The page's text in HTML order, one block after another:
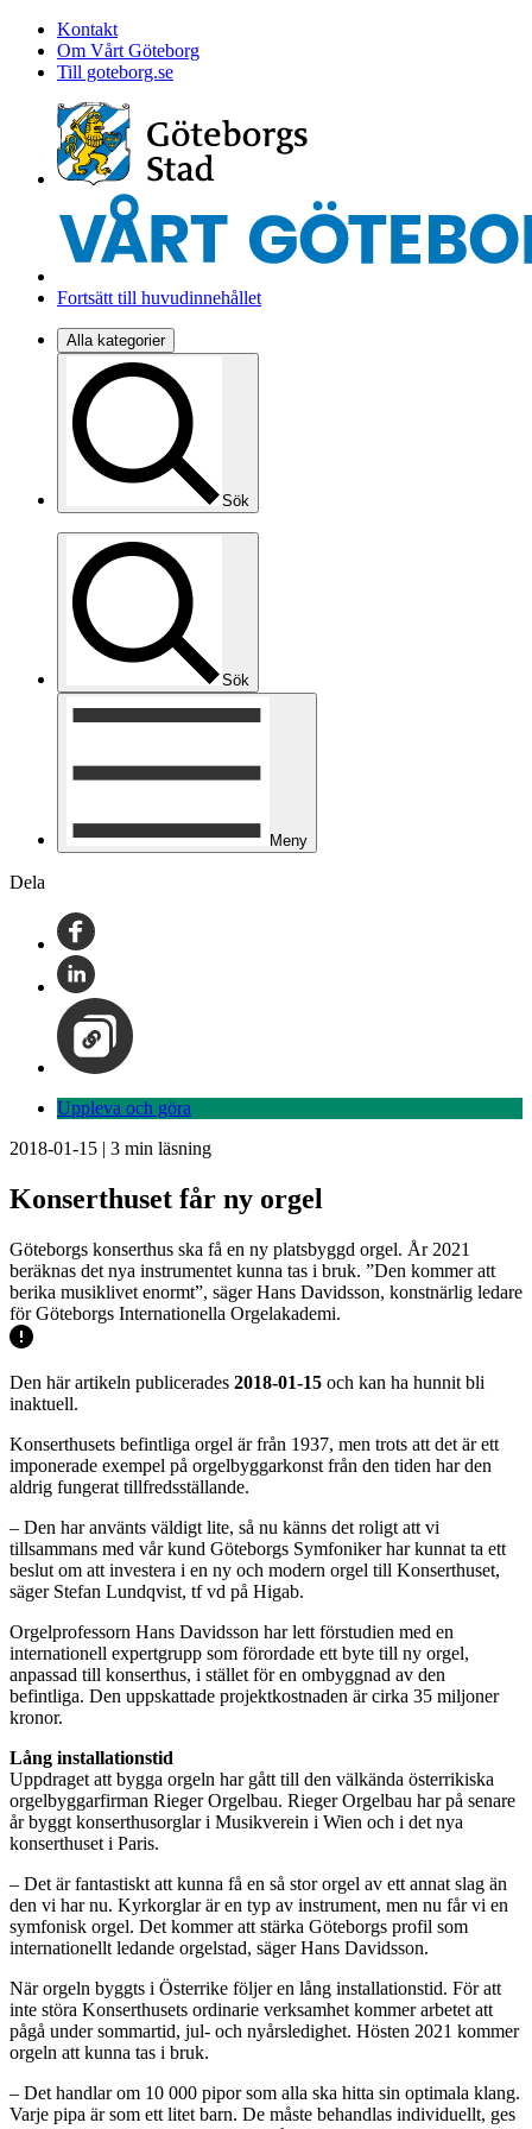
Kontakt
Om Vårt Göteborg
Till goteborg.se
Fortsätt till huvudinnehållet
Alla kategorier
Sök
Sök
Meny
Dela
Uppleva och göra
2018-01-15 | 3 min läsning
Konserthuset får ny orgel
Göteborgs konserthus ska få en ny platsbyggd orgel. År 2021
beräknas det nya instrumentet kunna tas i bruk. ”Den kommer att
berika musiklivet enormt”, säger Hans Davidsson, konstnärlig ledare
för Göteborgs Internationella Orgelakademi.
Den här artikeln publicerades 2018-01-15 och kan ha hunnit bli
inaktuell.
Konserthusets befintliga orgel är från 1937, men trots att det är ett
imponerade exempel på orgelbyggarkonst från den tiden har den
aldrig fungerat tillfredsställande.
– Den har använts väldigt lite, så nu känns det roligt att vi
tillsammans med vår kund Göteborgs Symfoniker har kunnat ta ett
beslut om att investera i en ny och modern orgel till Konserthuset,
säger Stefan Lundqvist, tf vd på Higab.
Orgelprofessorn Hans Davidsson har lett förstudien med en
internationell expertgrupp som förordade ett byte till ny orgel,
anpassad till konserthus, i stället för en ombyggnad av den
befintliga. Den uppskattade projektkostnaden är cirka 35 miljoner
kronor.
Lång installationstid
Uppdraget att bygga orgeln har gått till den välkända österrikiska
orgelbyggarfirman Rieger Orgelbau. Rieger Orgelbau har på senare
år byggt konserthusorglar i Musikverein i Wien och i det nya
konserthuset i Paris.
– Det är fantastiskt att kunna få en så stor orgel av ett annat slag än
den vi har nu. Kyrkorglar är en typ av instrument, men nu får vi en
symfonisk orgel. Det kommer att stärka Göteborgs profil som
internationellt ledande orgelstad, säger Hans Davidsson.
När orgeln byggts i Österrike följer en lång installationstid. För att
inte störa Konserthusets ordinarie verksamhet kommer arbetet att
pågå under sommartid, jul- och nyårsledighet. Hösten 2021 kommer
orgeln att kunna tas i bruk.
– Det handlar om 10 000 pipor som alla ska hitta sin optimala klang.
Varje pipa är som ett litet barn. De måste behandlas individuellt, ges